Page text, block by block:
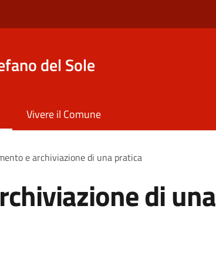
del Sole
Vivere il Comune
e archiviazione di una pratica
di una